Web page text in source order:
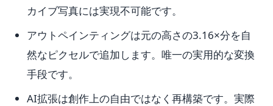
カイブ写真には実現不可能です。
アウトペインティングは元の高さの3.16×分を自
然なピクセルで追加します。唯一の実用的な変換
手段です。
AI拡張は創作上の自由ではなく再構築です。実際